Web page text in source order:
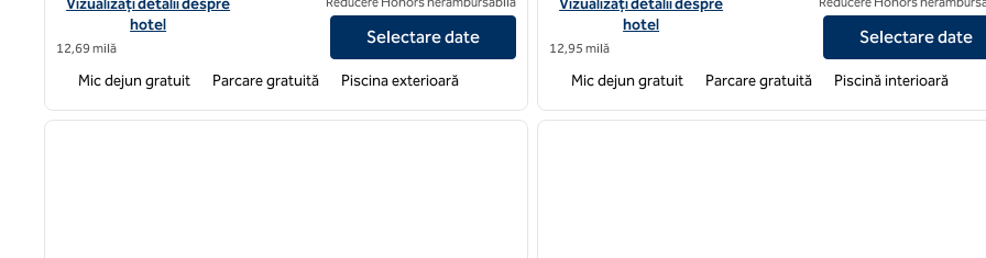
Vizualizați detalii despre
hotel
12,69 milă
Selectare date
Mic dejun gratuit Parcare gratuită Piscina exterioară
Vizualizați detalii despre
hotel
12,95 milă
Selectare date
Mic dejun gratuit Parcare gratuită Piscină interioară
1 din 12
imaginea următoare
1 din 12